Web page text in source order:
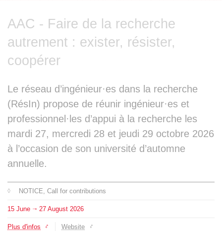
Team
FR |
AAC - Faire de la recherche
autrement : exister, résister,
coopérer
Le réseau d’ingénieur·es dans la recherche
(RésIn) propose de réunir ingénieur·es et
professionnel·les d’appui à la recherche les
mardi 27, mercredi 28 et jeudi 29 octobre 2026
à l’occasion de son université d’automne
annuelle.
NOTICE , Call for contributions
15 June ⇥ 27 August 2026
Plus d'infos Website